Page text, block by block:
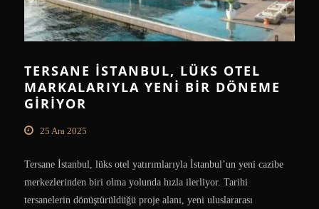
TERSANE İSTANBUL, LÜKS OTEL
MARKALARIYLA YENI BIR DÖNEME
GIRIYOR
25 Ara 2025
Tersane İstanbul, lüks otel yatırımlarıyla İstanbul’un yeni cazibe
merkezlerinden biri olma yolunda hızla ilerliyor. Tarihi
tersanelerin dönüştürüldüğü proje alanı, yeni uluslararası